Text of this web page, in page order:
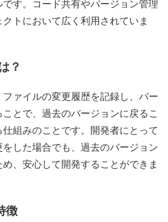
す。コード共有やバージョン管理
トにおいて広く利用されていま
？
ァイルの変更履歴を記録し、バー
とで、過去のバージョンに戻るこ
組みのことです。開発者にとって
した場合でも、過去のバージョン
、安心して開発することができま
徴